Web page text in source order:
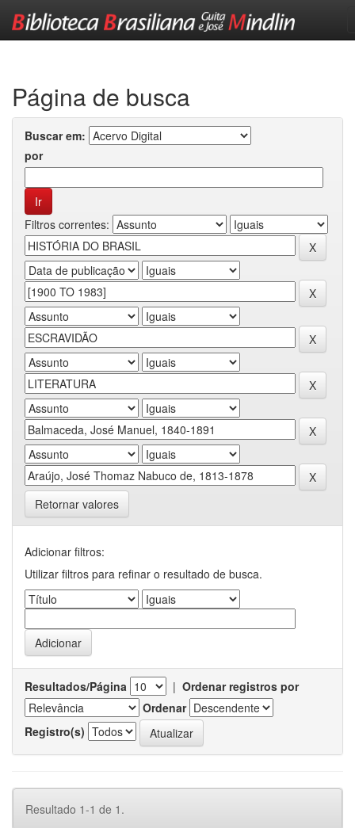
Página de busca
Buscar em:
por
Filtros correntes:
Retornar valores
Adicionar filtros:
Utilizar filtros para refinar o resultado de busca.
Resultados/Página | Ordenar registros por
Ordenar
Registro(s)
Resultado 1-1 de 1.